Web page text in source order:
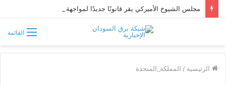
القائمة
الرئيسية / المملكة_المتحدة